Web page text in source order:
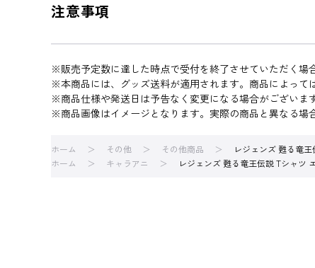
注意事項
※販売予定数に達した時点で受付を終了させていただく場
※本商品には、グッズ送料が適用されます。商品によって
※商品仕様や発送日は予告なく変更になる場合がございま
※商品画像はイメージとなります。実際の商品と異なる場
ホーム その他 その他商品
レジェンズ 甦る竜
ホーム
キャラアニ レジェンズ 甦る竜王伝説 Tシャツ